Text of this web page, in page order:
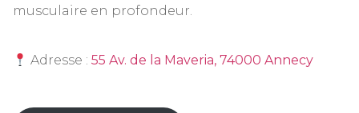
musculaire en profondeur.
Adresse :55 Av. de la Maveria, 74000 Annecy